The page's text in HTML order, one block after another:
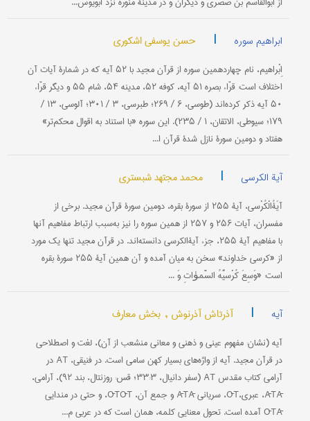
ابراهیم سوره | حسن یوسفی اشکوری
اِبْراهیم، نام چهاردهمین سوره از قرآن مجید با ۵۲ آیه که در شمارۀ آیات آن
اختلاف است: قرّاء بصره ۵۱ آیه، کوفه ۵۲، مدینه ۵۴، شام ۵۵ و دیگر قرّاء
۵۰ آیه ذکر کرده‌اند (طوسی، ۶ / ۲۶۹؛ طبرسی، ۳ / ۳۰۱؛ آلوسی، ۱۳ /
۱۷۹؛ سیوطی، الاتقان، ۱ / ۲۳۵). این سوره «با استناد به اقوال محکم‌تر»
هفتاد و دومین سورۀ نازل شدۀ قرآن ا...
آیة الکرسی | محمد مجتهد شبستری
آيَةُ‌الْكُرْسی، آيۀ ۲۵۵ از سورۀ بقره، دومين سورۀ قرآن مجيد. برخی از
مفسران، آيات ۲۵۶ و ۲۵۷ از همين سوره را نيز به‌سبب ارتباط مفاهيم آنها
با مفاهيم آيۀ ۲۵۵، جزء آيةالكرسی دانسته‌اند. در قرآن مجيد تنها يك مورد
از «كرسی خداوند» سخن به ميان آمده و آن همين آيۀ ۲۵۵ سورۀ بقره
است: «وَسِعَ كُرْسيُّهُ السَّموٰاتِ وَ ...
آیه | آذرتاش آذرنوش , بخش معارف
آیه (نشان: مفهوم عینی و ذهنی و معانی منشعب از آن)، لغت و اصطلاحی
در قرآن مجید. آیه از واژه‌های بسیار كهن سامی‌ است. در فنیقی، AT در
آرامی‌ كتاب مقدس AT (سفر دانیال، ۳۳:۳؛ قس: روزنتال، بند ۹۲)، آرامی،
ĀTĀ، عبری،ŌT، سریانی ĀTĀ و جمع آن، ŌTŌT، و حتی در مندایی
ŌTĀ آمده است. تحول معنایی كلمه، همان است كه در عربی م...